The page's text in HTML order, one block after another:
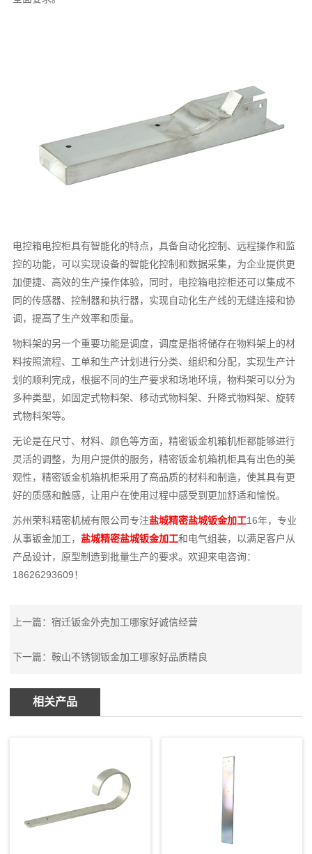
电控箱电控柜具有智能化的特点，具备自动化控制、远程操作和监
控的功能，可以实现设备的智能化控制和数据采集，为企业提供更
加便捷、高效的生产操作体验，同时，电控箱电控柜还可以集成不
同的传感器、控制器和执行器，实现自动化生产线的无缝连接和协
调，提高了生产效率和质量。
物料架的另一个重要功能是调度，调度是指将储存在物料架上的材
料按照流程、工单和生产计划进行分类、组织和分配，实现生产计
划的顺利完成，根据不同的生产要求和场地环境，物料架可以分为
多种类型，如固定式物料架、移动式物料架、升降式物料架、旋转
式物料架等。
无论是在尺寸、材料、颜色等方面，精密钣金机箱机柜都能够进行
灵活的调整，为用户提供的服务，精密钣金机箱机柜具有出色的美
观性，精密钣金机箱机柜采用了高品质的材料和制造，使其具有更
好的质感和触感，让用户在使用过程中感受到更加舒适和愉悦。
苏州荣科精密机械有限公司专注盐城精密盐城钣金加工16年，专业
从事钣金加工，盐城精密盐城钣金加工和电气组装，以满足客户从
产品设计，原型制造到批量生产的要求。欢迎来电咨询：
18626293609！
上一篇：宿迁钣金外壳加工哪家好诚信经营
下一篇：鞍山不锈钢钣金加工哪家好品质精良
相关产品